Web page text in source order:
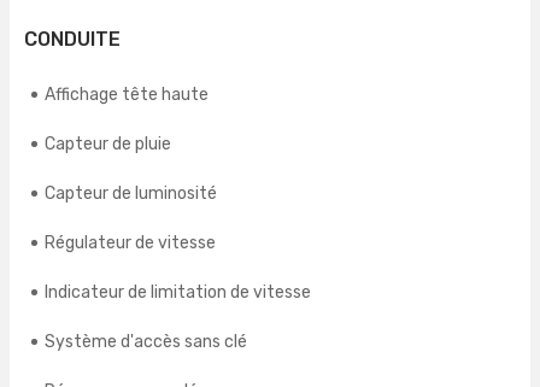
CONDUITE
Affichage tête haute
Capteur de pluie
Capteur de luminosité
Régulateur de vitesse
Indicateur de limitation de vitesse
Système d'accès sans clé